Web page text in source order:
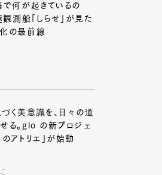
で何が起きているの
測船「しらせ」が見た
の最前線
く美意識を、日々の道
る。glo の新プロジェ
のアトリエ」が始動